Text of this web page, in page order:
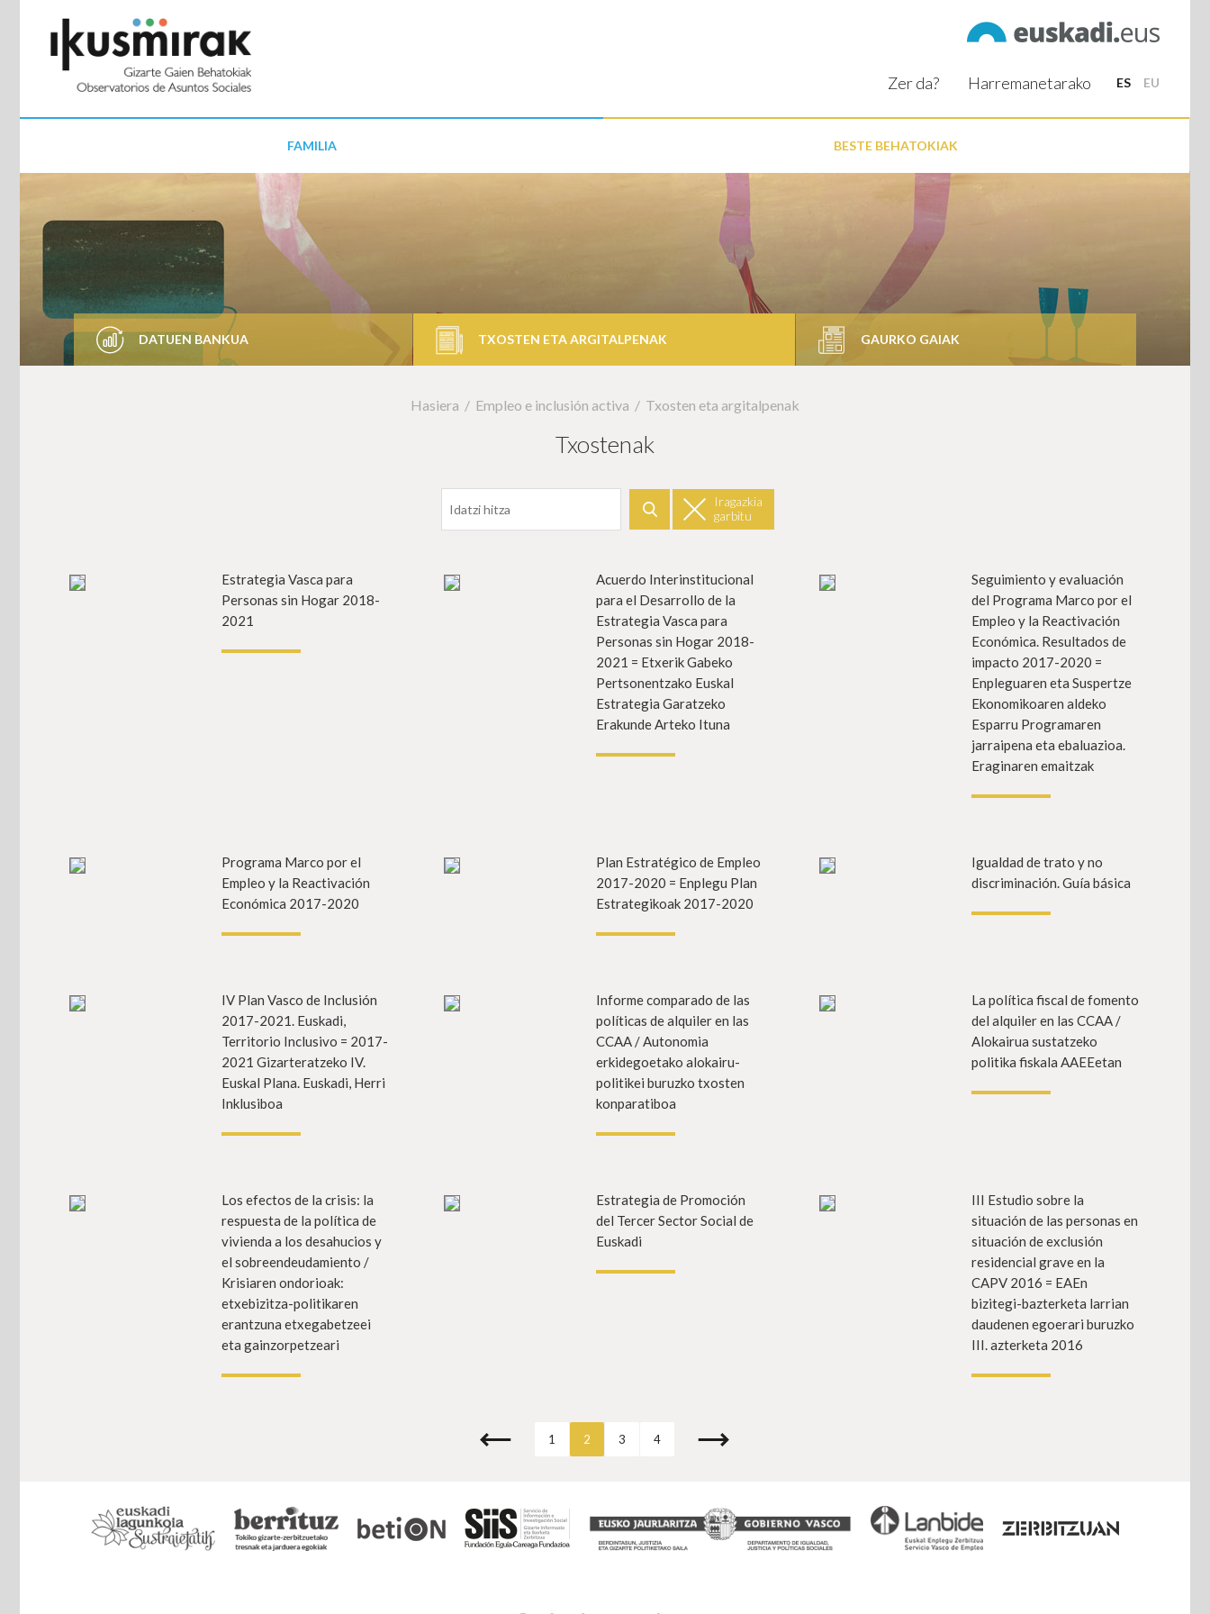
ES EU
FAMILIA BESTE BEHATOKIAK
Zer da? Harremanetarako
DATUEN BANKUA TXOSTEN ETA ARGITALPENAK GAURKO GAIAK
Hasiera Empleo e inclusión activa Txosten eta argitalpenak
Txostenak
Datarekiko filtratu
Iragazkia
garbitu
Estrategia Vasca para
Personas sin Hogar 2018-
2021
Info gehiago
Acuerdo Interinstitucional
para el Desarrollo de la
Estrategia Vasca para
Personas sin Hogar 2018-
2021 = Etxerik Gabeko
Pertsonentzako Euskal
Estrategia Garatzeko
Erakunde Arteko Ituna
Info gehiago
Seguimiento y evaluación
del Programa Marco por el
Empleo y la Reactivación
Económica. Resultados de
impacto 2017-2020 =
Enpleguaren eta Suspertze
Ekonomikoaren aldeko
Esparru Programaren
jarraipena eta ebaluazioa.
Eraginaren emaitzak
Programa Marco por el
Empleo y la Reactivación
Económica 2017-2020
Info gehiago
Plan Estratégico de Empleo
2017-2020 = Enplegu Plan
Estrategikoak 2017-2020
Info gehiago
Igualdad de trato y no
discriminación. Guía básica
IV Plan Vasco de Inclusión
2017-2021. Euskadi,
Territorio Inclusivo = 2017-
2021 Gizarteratzeko IV.
Euskal Plana. Euskadi, Herri
Inklusiboa
Info gehiago
Informe comparado de las
políticas de alquiler en las
CCAA / Autonomia
erkidegoetako alokairu-
politikei buruzko txosten
konparatiboa
Info gehiago
La política fiscal de fomento
del alquiler en las CCAA /
Alokairua sustatzeko
politika fiskala AAEEetan
Los efectos de la crisis: la
respuesta de la política de
vivienda a los desahucios y
el sobreendeudamiento /
Krisiaren ondorioak:
etxebizitza-politikaren
erantzuna etxegabetzeei
eta gainzorpetzeari
Info gehiago
Estrategia de Promoción
del Tercer Sector Social de
Euskadi
Info gehiago
III Estudio sobre la
situación de las personas en
situación de exclusión
residencial grave en la
CAPV 2016 = EAEn
bizitegi-bazterketa larrian
daudenen egoerari buruzko
III. azterketa 2016
1 2 3 4